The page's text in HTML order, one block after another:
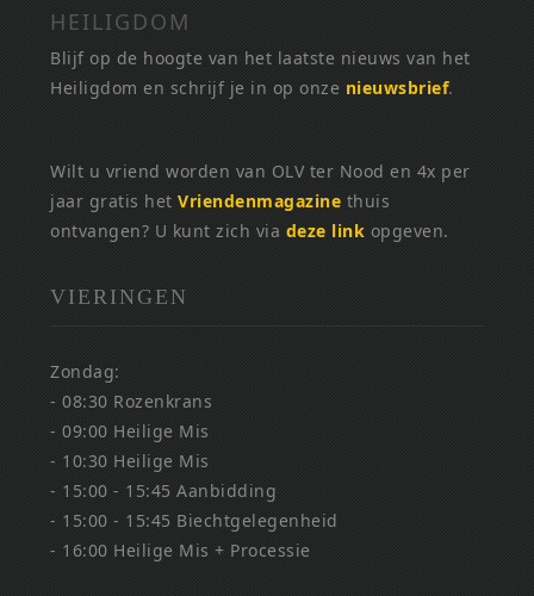
HEILIGDOM
Blijf op de hoogte van het laatste nieuws van het
Heiligdom en schrijf je in op onze nieuwsbrief.
Wilt u vriend worden van OLV ter Nood en 4x per
jaar gratis hetVriendenmagazine thuis
ontvangen? U kunt zich via deze link opgeven.
VIERINGEN
Zondag:
- 08:30 Rozenkrans
- 09:00 Heilige Mis
- 10:30 Heilige Mis
- 15:00 - 15:45 Aanbidding
- 15:00 - 15:45 Biechtgelegenheid
- 16:00 Heilige Mis + Processie